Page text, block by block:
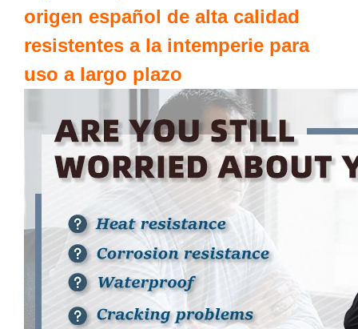
origen español de alta calidad
resistentes a la intemperie para
uso a largo plazo